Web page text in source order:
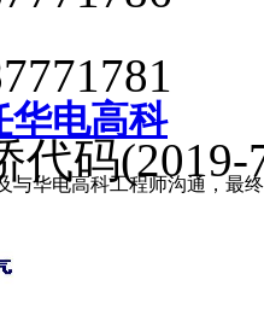
华电高科
与华电高科工程师沟通，最
代码(2019-